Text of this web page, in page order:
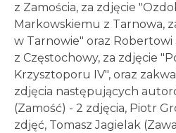
z Zamościa, za zdjęcie
Markowskiemu z Tarnowa,
w Tarnowie" oraz Robertowi
z Częstochowy, za zdjęcie
Krzysztoporu IV", oraz
zdjęcia następujących
(Zamość) - 2 zdjęcia, Piotr
zdjęć, Tomasz Jagielak